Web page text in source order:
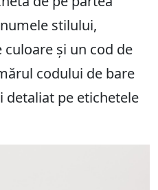
stilului,
și un cod de
codului de bare
pe etichetele